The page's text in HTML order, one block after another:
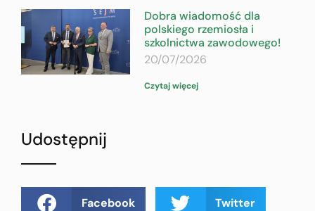
Dobra wiadomość dla
polskiego rzemiosła i
szkolnictwa zawodowego!
20/07/2026
Czytaj więcej
Udostępnij
Facebook Twitter